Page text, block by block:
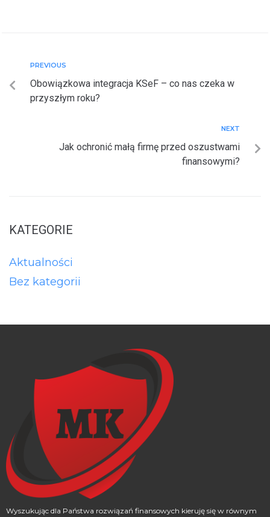
PREVIOUS
Obowiązkowa integracja KSeF – co nas czeka w
przyszłym roku?
NEXT
Jak ochronić małą firmę przed oszustwami
finansowymi?
KATEGORIE
Aktualności
Bez kategorii
Wyszukując dla Państwa rozwiązań finansowych kieruję się w równym